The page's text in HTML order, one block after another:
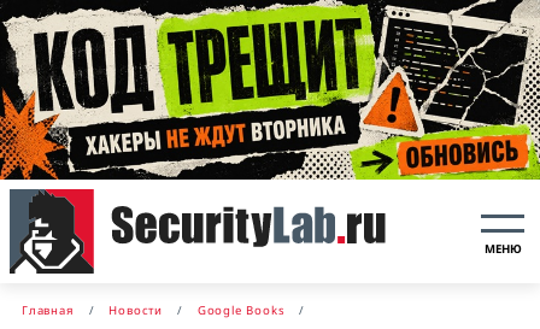
МЕНЮ
Главная Новости Google Books